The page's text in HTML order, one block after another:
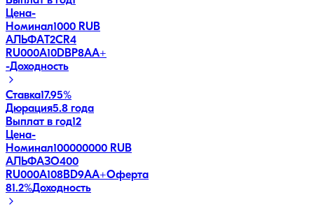
Цена-
Номинал1000 RUB
АЛЬФАT2CR4
RU000A10DBP8AA+
-Доходность
Ставка17.95%
Дюрация5.8 года
Выплат в год12
Цена-
Номинал100000000 RUB
АЛЬФАЗО400
RU000A108BD9AA+Оферта
81.2%Доходность